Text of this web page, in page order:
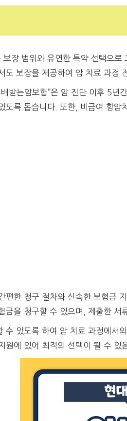
보장 범위와 유연한 특약 선택으
도 보장을 제공하여 암 치료 과정
받는암보험”은 암 진단 이후 5
도록 돕습니다. 또한, 비급여 항
편한 청구 절차와 신속한 보험금
금을 청구할 수 있으며, 제출한 서
수 있도록 하여 암 치료 과정에서
원에 있어 최적의 선택이 될 수 있